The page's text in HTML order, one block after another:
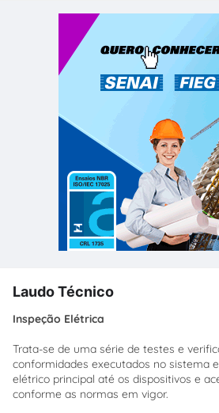
Laudo Técnico
Inspeção Elétrica
Trata-se de uma série de testes e
conformidades executados no sistema
elétrico principal até os dispositivos e
conforme as normas em vigor.